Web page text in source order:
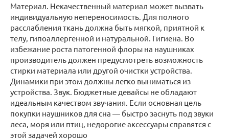
Материал. Некачественный материал может вызвать
индивидуальную непереносимость. Для полного
расслабления ткань должна быть мягкой, приятной к
телу, гипоаллергенной и натуральной. Гигиена. Во
избежание роста патогенной флоры на наушниках
производитель должен предусмотреть возможность
стирки материала или другой очистки устройства.
Динамики при этом должны легко выниматься из
устройства. Звук. Бюджетные девайсы не обладают
идеальным качеством звучания. Если основная цель
покупки наушников для сна — быстро заснуть под звуки
леса, моря или птиц, недорогие аксессуары справятся с
этой задачей хорошо